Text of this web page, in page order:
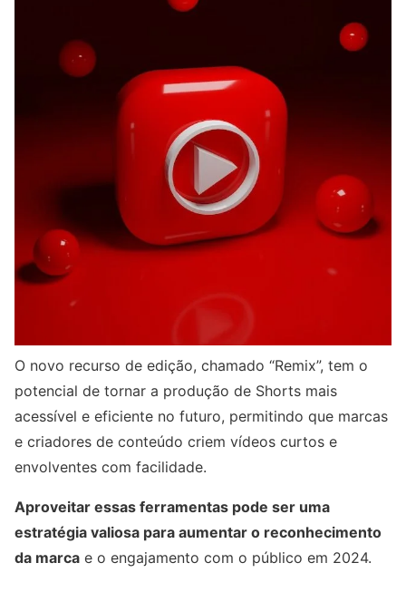
O novo recurso de edição, chamado “Remix”, tem o
potencial de tornar a produção de Shorts mais
acessível e eficiente no futuro, permitindo que marcas
e criadores de conteúdo criem vídeos curtos e
envolventes com facilidade.
Aproveitar essas ferramentas pode ser uma
estratégia valiosa para aumentar o reconhecimento
da marca e o engajamento com o público em 2024.